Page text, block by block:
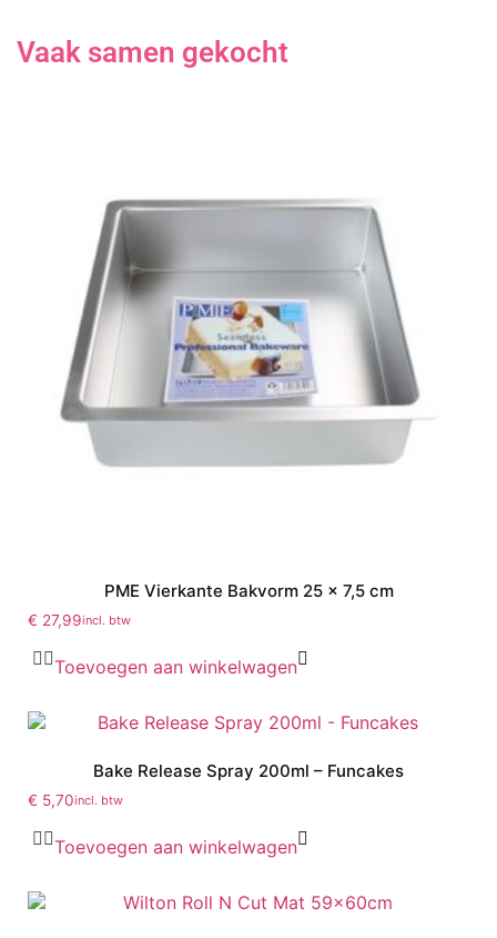
Vaak samen gekocht
PME Vierkante Bakvorm 25 x 7,5 cm
€ 27,99incl. btw
Toevoegen aan winkelwagen
Bake Release Spray 200ml – Funcakes
€ 5,70incl. btw
Toevoegen aan winkelwagen